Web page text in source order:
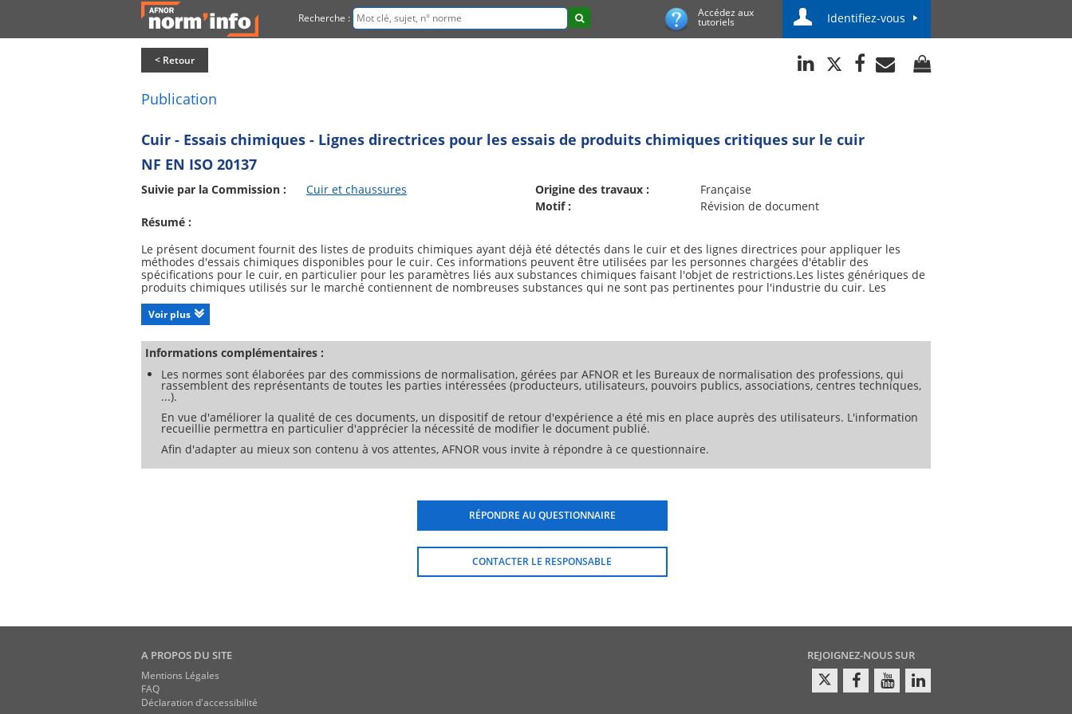
Recherche : Accédez aux
tutoriels Identifiez-vous
< Retour
Publication
Cuir - Essais chimiques - Lignes directrices pour les essais de produits chimiques critiques sur le cuir
NF EN ISO 20137
Suivie par la Commission : Cuir et chaussures Origine des travaux :
Française
Motif :
Révision de document
Résumé :
Le présent document fournit des listes de produits chimiques ayant déjà été détectés dans le cuir et des lignes directrices pour appliquer les
méthodes d'essais chimiques disponibles pour le cuir. Ces informations peuvent être utilisées par les personnes chargées d'établir des
spécifications pour le cuir, en particulier pour les paramètres liés aux substances chimiques faisant l'objet de restrictions.Les listes génériques de
produits chimiques utilisés sur le marché contiennent de nombreuses substances qui ne sont pas pertinentes pour l'industrie du cuir. Les
substances chimiques qui ne sont pas mentionnées dans le présent document n'ont pas besoin d'être déterminées, ce qui évite des coûts
analytiques inutiles.NOTE En raison de l'évolution constante des exigences légales et de l'évaluation toxicologique des substances chimiques, le
Voir plus
Informations complémentaires :
Les normes sont élaborées par des commissions de normalisation, gérées par AFNOR et les Bureaux de normalisation des professions, qui
rassemblent des représentants de toutes les parties intéressées (producteurs, utilisateurs, pouvoirs publics, associations, centres techniques,
...).
En vue d'améliorer la qualité de ces documents, un dispositif de retour d'expérience a été mis en place auprès des utilisateurs. L'information
recueillie permettra en particulier d'apprécier la nécessité de modifier le document publié.
Afin d'adapter au mieux son contenu à vos attentes, AFNOR vous invite à répondre à ce questionnaire.
RÉPONDRE AU QUESTIONNAIRE
CONTACTER LE RESPONSABLE
A PROPOS DU SITE
Mentions Légales
FAQ
Déclaration d'accessibilité
REJOIGNEZ-NOUS SUR